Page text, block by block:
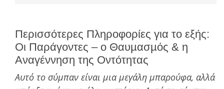
Περισσότερες Πληροφορίες για το εξής:
Οι Παράγοντες – ο Θαυµασµός & η
Αναγέννηση της Οντότητας
Αυτό το σύµπαν είναι µια µεγάλη µπαρούφα, αλλά